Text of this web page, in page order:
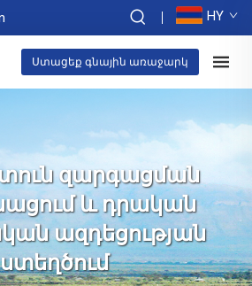
HY
Ստացեք գնային առաջարկ
զարգացման
և դրական
ազդեցության
ստեղծում